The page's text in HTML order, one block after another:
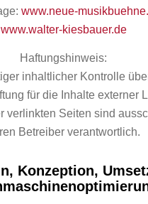
www.neue-
www.walter-kiesbauer.de
Haftungshinweis:
inhaltlicher Kontrolle
für die Inhalte externer
verlinkten Seiten sind
Betreiber verantwortlich.
Konzeption,